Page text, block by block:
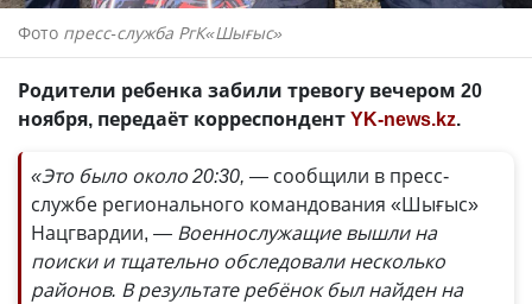
Фото пресс-служба РгК«Шығыс»
Родители ребенка забили тревогу вечером 20
ноября, передаёт корреспондентYK-news.kz.
«Это было около 20:30, — сообщили в пресс-
службе регионального командования «Шығыс»
Нацгвардии, — Военнослужащие вышли на
поиски и тщательно обследовали несколько
районов. В результате ребёнок был найден на